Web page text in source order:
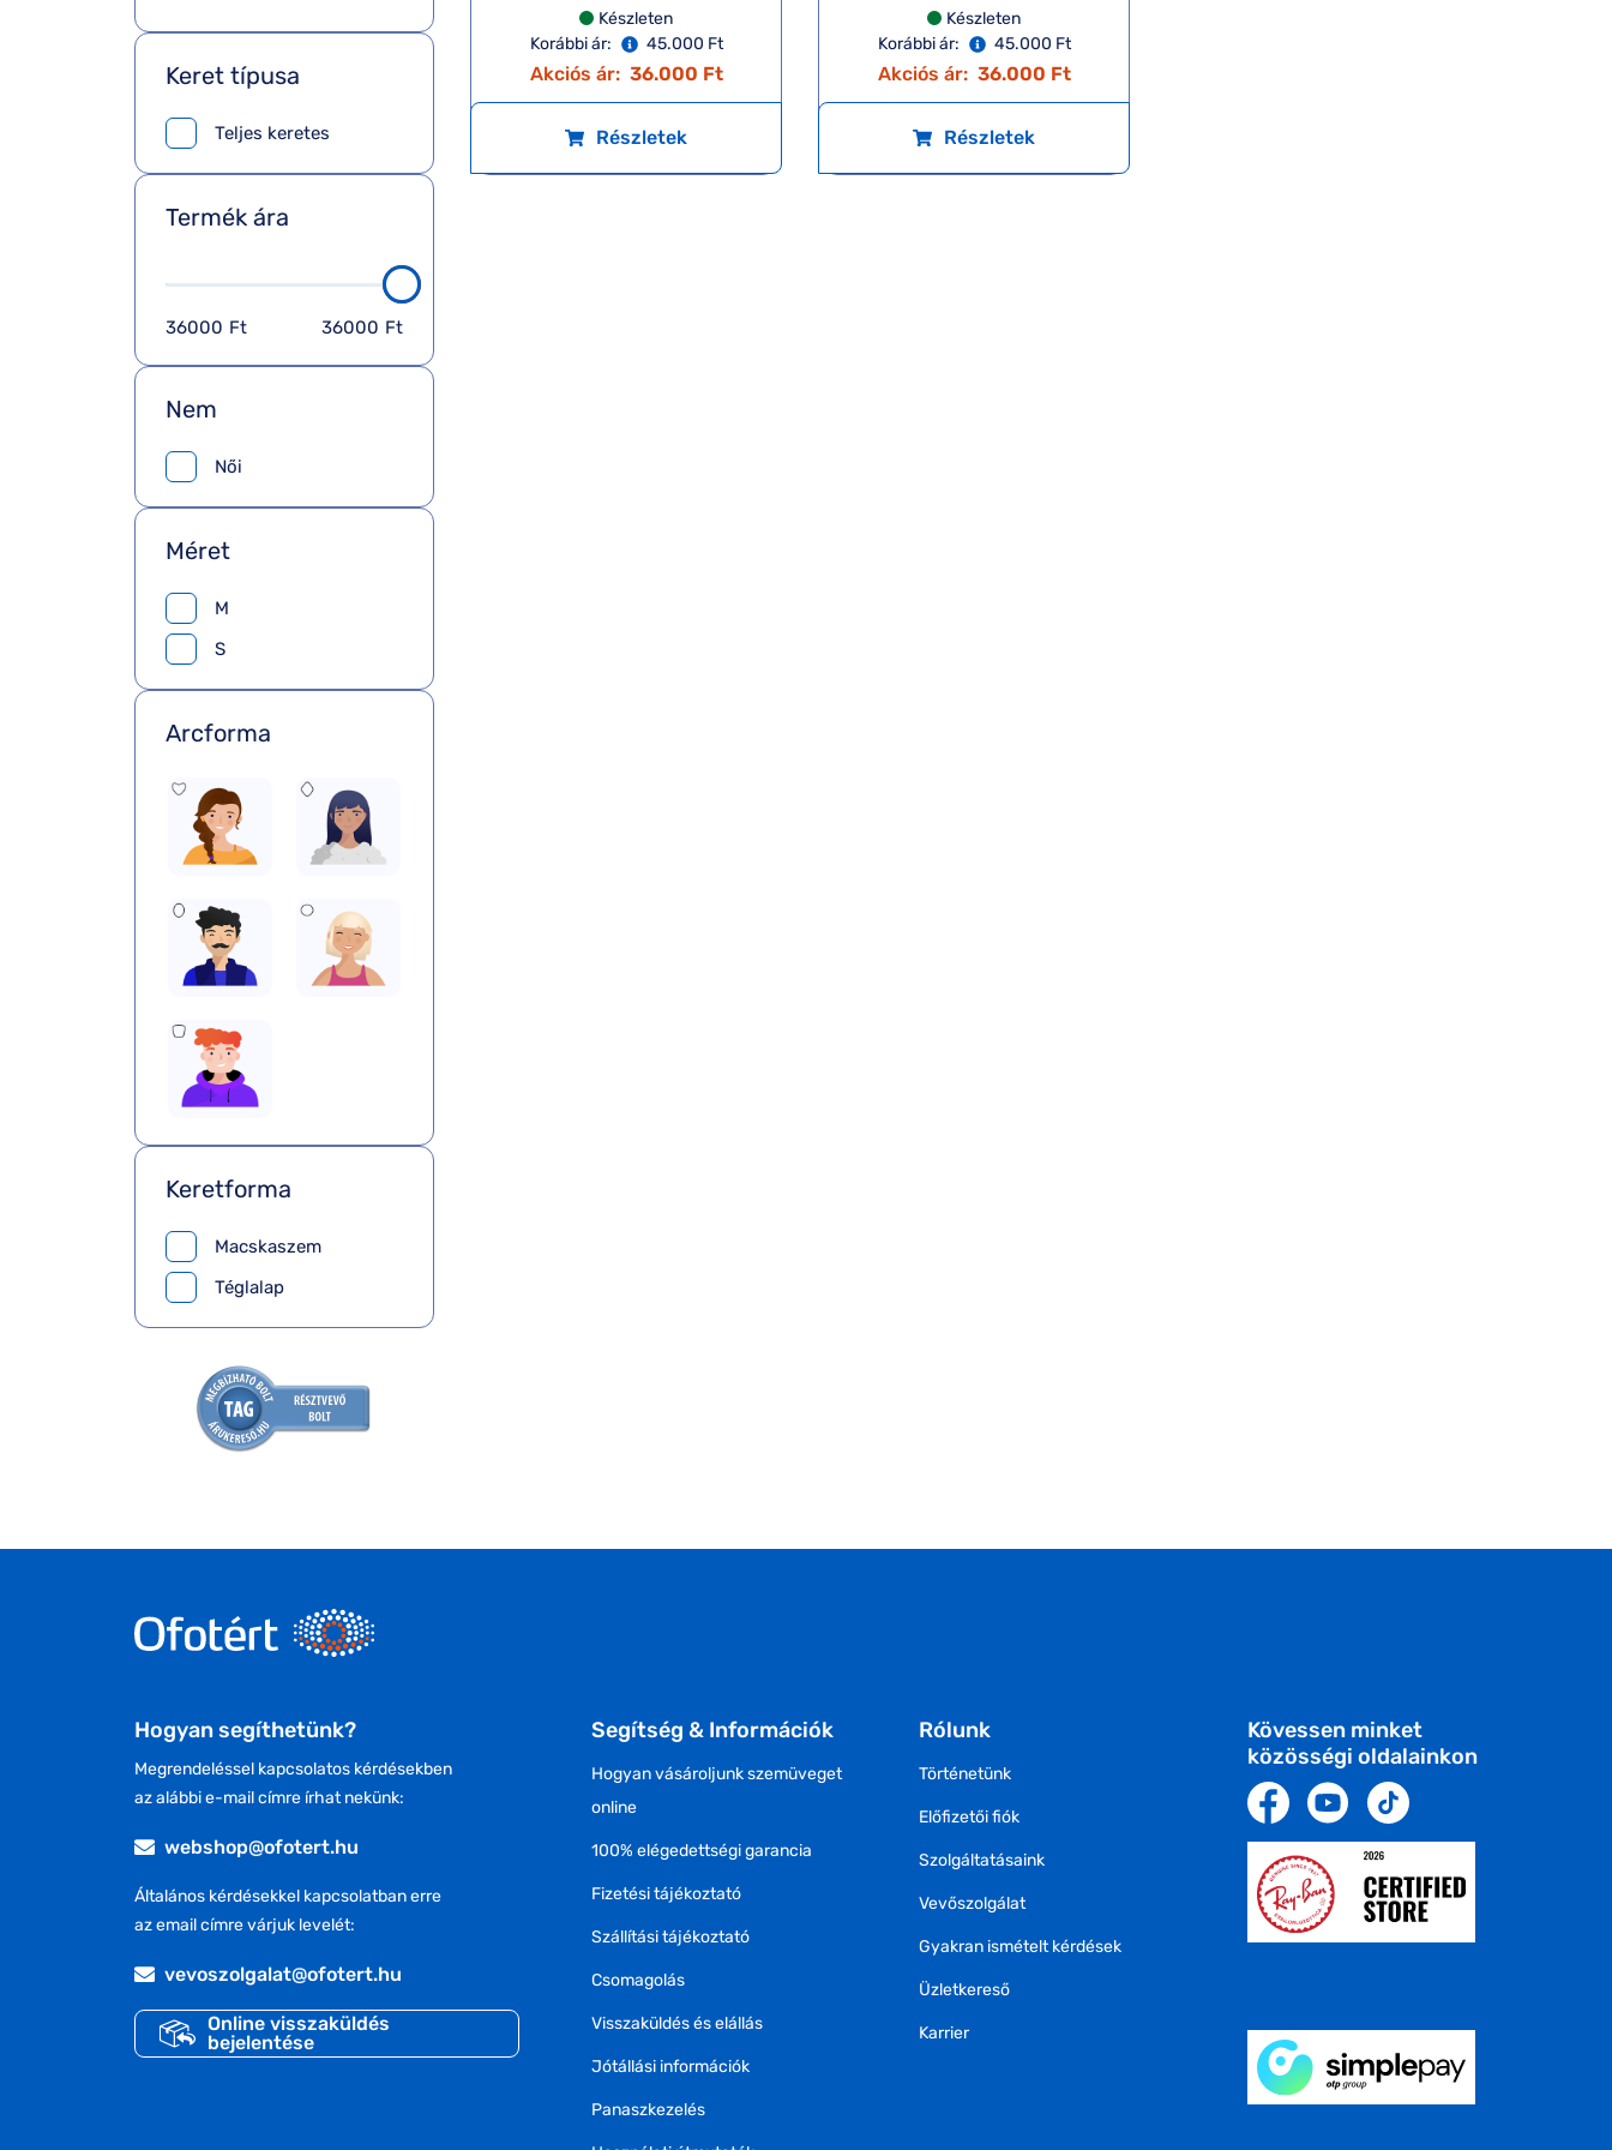
Méret
M
S
Nem
Női
Keretforma
Macskaszem
Téglalap
Keret típusa
Teljes keretes
Termék ára
36000 Ft 36000 Ft
Arcforma
Készleten
Korábbi ár:
45.000 Ft
Akciós ár: 36.000 Ft
Részletek
Készleten
Korábbi ár:
45.000 Ft
Akciós ár: 36.000 Ft
Részletek
Hogyan segíthetünk?
Megrendeléssel kapcsolatos kérdésekben
az alábbi e-mail címre írhat nekünk:
webshop@ofotert.hu
Általános kérdésekkel kapcsolatban erre
az email címre várjuk levelét:
vevoszolgalat@ofotert.hu
Online visszaküldés
bejelentése
Segítség & Információk
Hogyan vásároljunk szemüveget
online
100% elégedettségi garancia
Fizetési tájékoztató
Szállítási tájékoztató
Csomagolás
Visszaküldés és elállás
Jótállási információk
Panaszkezelés
Rólunk
Történetünk
Előfizetői fiók
Szolgáltatásaink
Vevőszolgálat
Gyakran ismételt kérdések
Üzletkereső
Karrier
Kövessen minket
közösségi oldalainkon